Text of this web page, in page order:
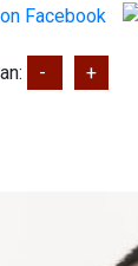
- +